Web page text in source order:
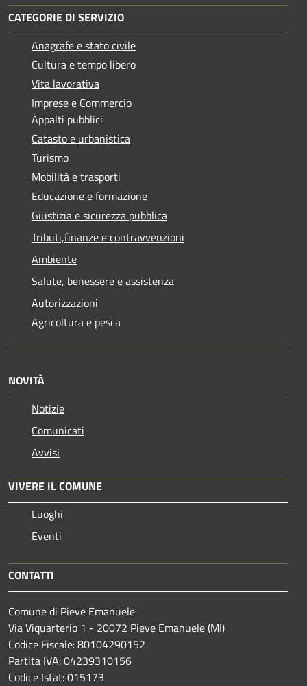
CATEGORIE DI SERVIZIO
Anagrafe e stato civile
Cultura e tempo libero
Vita lavorativa
Imprese e Commercio
Appalti pubblici
Catasto e urbanistica
Turismo
Mobilità e trasporti
Educazione e formazione
Giustizia e sicurezza pubblica
Tributi,finanze e contravvenzioni
Ambiente
Salute, benessere e assistenza
Autorizzazioni
Agricoltura e pesca
NOVITÀ
Notizie
Comunicati
Avvisi
VIVERE IL COMUNE
Luoghi
Eventi
CONTATTI
Comune di Pieve Emanuele
Via Viquarterio 1 - 20072 Pieve Emanuele (MI)
Codice Fiscale: 80104290152
Partita IVA: 04239310156
Codice Istat: 015173